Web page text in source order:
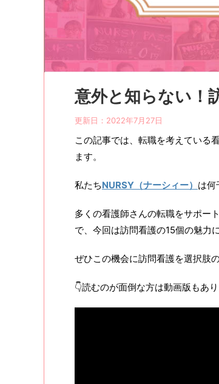
意外と知らない！
更新日： 2022年7月27日
この記事では、転職を考えている
ます。
私たちNURSY（ナーシィー） は何
多くの看護師さんの転職をサポー
で、今回は訪問看護の15個の魅力
ぜひこの機会に訪問看護を選択肢
👇読むのが面倒な方は動画版もあ